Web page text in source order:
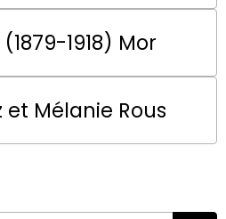
1918) Mor
et Mélanie Rous